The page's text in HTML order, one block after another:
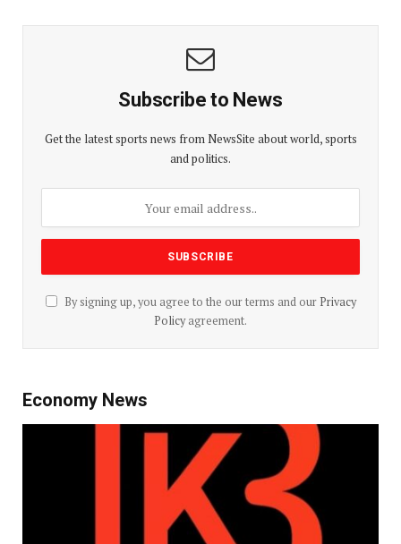
Subscribe to News
Get the latest sports news from NewsSite about world, sports
and politics.
By signing up, you agree to the our terms and our Privacy
Policyagreement.
Economy News